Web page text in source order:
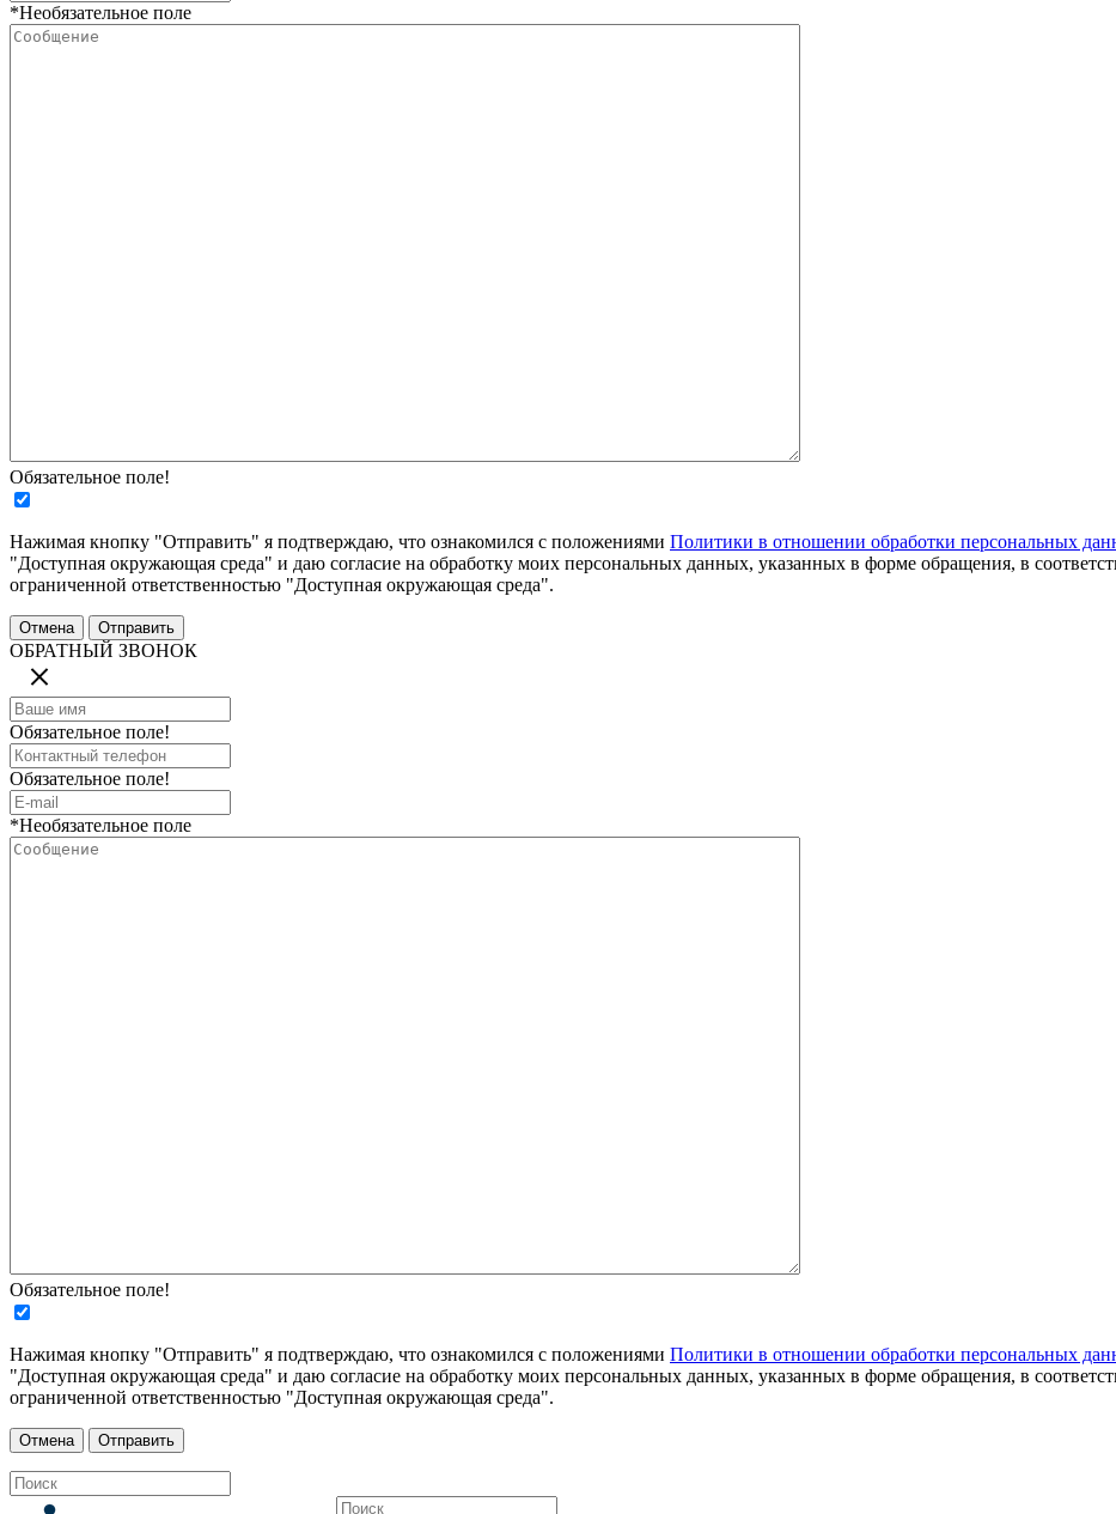
*Необязательное поле
Обязательное поле!
Нажимая кнопку "Отправить" я подтверждаю, что ознакомился с положениями Политики в отношении обработки персональных
"Доступная окружающая среда" и даю согласие на обработку моих персональных данных, указанных в форме обращения, в
ограниченной ответственностью "Доступная окружающая среда".
ОБРАТНЫЙ ЗВОНОК
Обязательное поле!
Обязательное поле!
*Необязательное поле
Обязательное поле!
Нажимая кнопку "Отправить" я подтверждаю, что ознакомился с положениями Политики в отношении обработки персональных
"Доступная окружающая среда" и даю согласие на обработку моих персональных данных, указанных в форме обращения, в
ограниченной ответственностью "Доступная окружающая среда".